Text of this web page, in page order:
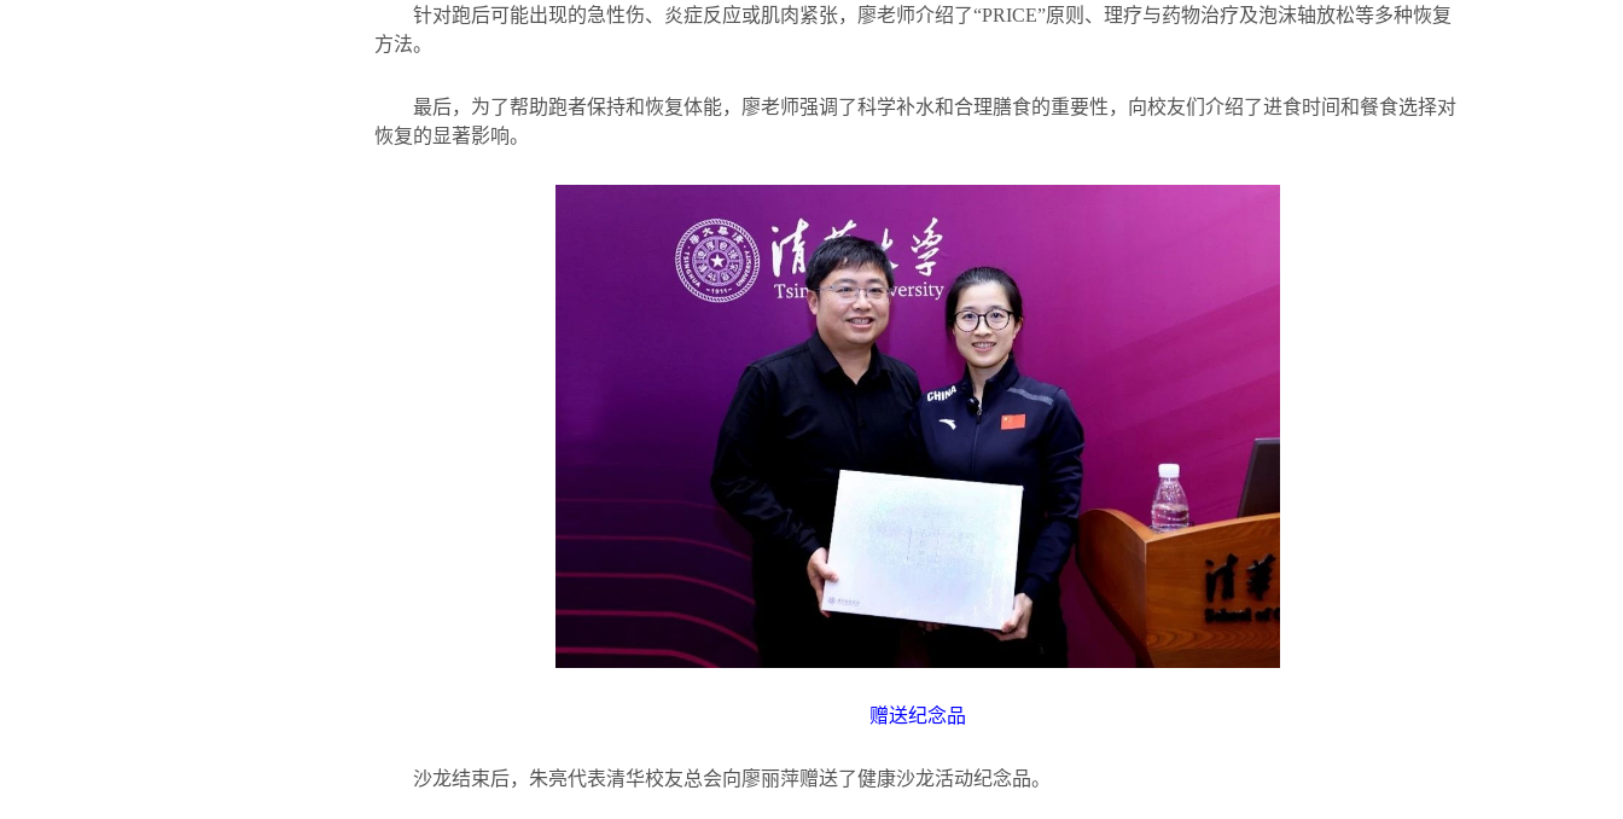
针对跑后可能出现的急性伤、炎症反应或肌肉紧张，廖老师介绍了“PRICE”原则、理疗与药物治疗及泡沫轴放松等多种恢复
方法。
最后，为了帮助跑者保持和恢复体能，廖老师强调了科学补水和合理膳食的重要性，向校友们介绍了进食时间和餐食选择对
恢复的显著影响。
赠送纪念品
沙龙结束后，朱亮代表清华校友总会向廖丽萍赠送了健康沙龙活动纪念品。